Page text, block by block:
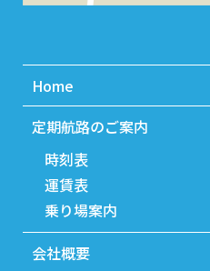
Home
定期航路のご案内
時刻表
運賃表
乗り場案内
会社概要